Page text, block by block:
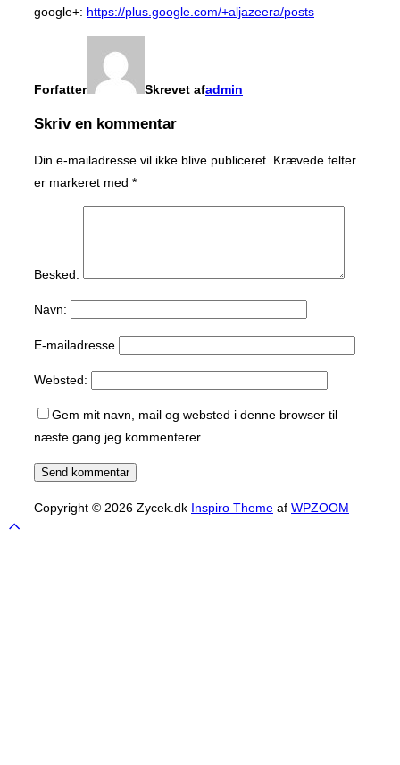
google+: https://plus.google.com/+aljazeera/posts
Forfatter Skrevet afadmin
Skriv en kommentar
Din e-mailadresse vil ikke blive publiceret. Krævede felter
er markeret med *
Besked:
Navn:
E-mailadresse
Websted:
Gem mit navn, mail og websted i denne browser til
næste gang jeg kommenterer.
Copyright © 2026 Zycek.dk Inspiro Theme af WPZOOM